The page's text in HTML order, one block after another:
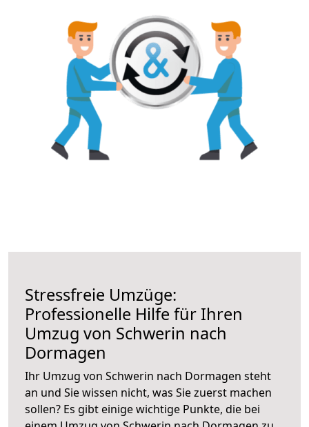
Stressfreie Umzüge:
Professionelle Hilfe für Ihren
Umzug von Schwerin nach
Dormagen
Ihr Umzug von Schwerin nach Dormagen steht
an und Sie wissen nicht, was Sie zuerst machen
sollen? Es gibt einige wichtige Punkte, die bei